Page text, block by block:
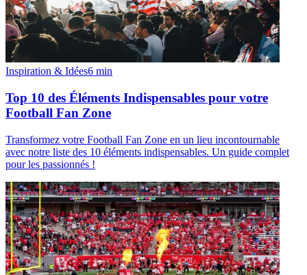
Inspiration & Idées6 min
Top 10 des Éléments Indispensables pour votre
Football Fan Zone
Transformez votre Football Fan Zone en un lieu incontournable
avec notre liste des 10 éléments indispensables. Un guide complet
pour les passionnés !